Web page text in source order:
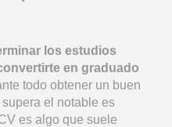
los estudios
en graduado
todo obtener un buen
el notable es
es algo que suele